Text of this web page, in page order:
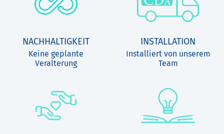
NACHHALTIGKEIT
Keine geplante
Veralterung
INSTALLATION
Installiert von unserem
Team